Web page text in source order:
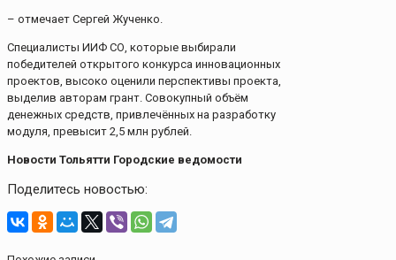
– отмечает Сергей Жученко.
Специалисты ИИФ СО, которые выбирали
победителей открытого конкурса инновационных
проектов, высоко оценили перспективы проекта,
выделив авторам грант. Совокупный объём
денежных средств, привлечённых на разработку
модуля, превысит 2,5 млн рублей.
Новости Тольятти Городские ведомости
Поделитесь новостью: